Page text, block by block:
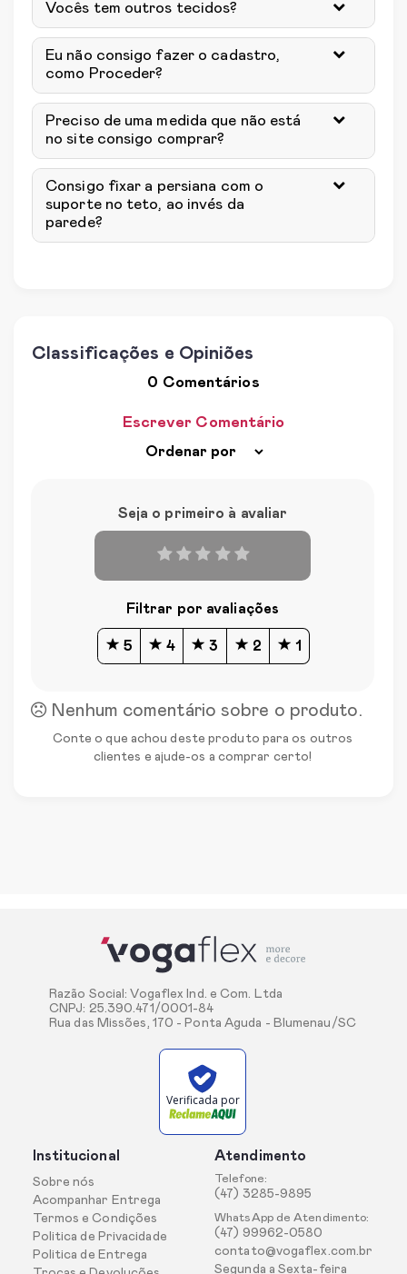
Vocês tem outros tecidos?
Eu não consigo fazer o cadastro,
como Proceder?
Preciso de uma medida que não está
no site consigo comprar?
Consigo fixar a persiana com o
suporte no teto, ao invés da
parede?
Classificações e Opiniões
0 Comentários
Escrever Comentário
Seja o primeiro à avaliar
Filtrar por avaliações
5 4 3 2 1
Nenhum comentário sobre o produto.
Conte o que achou deste produto para os outros
clientes e ajude-os a comprar certo!
Razão Social: Vogaflex Ind. e Com. Ltda
CNPJ: 25.390.471/0001-84
Rua das Missões, 170 - Ponta Aguda - Blumenau/SC
Verificada por
Institucional
Sobre nós
Acompanhar Entrega
Termos e Condições
Politica de Privacidade
Politica de Entrega
Atendimento
Telefone:
(47) 3285-9895
WhatsApp de Atendimento:
(47) 99962-0580
contato@vogaflex.com.br
Segunda a Sexta-feira